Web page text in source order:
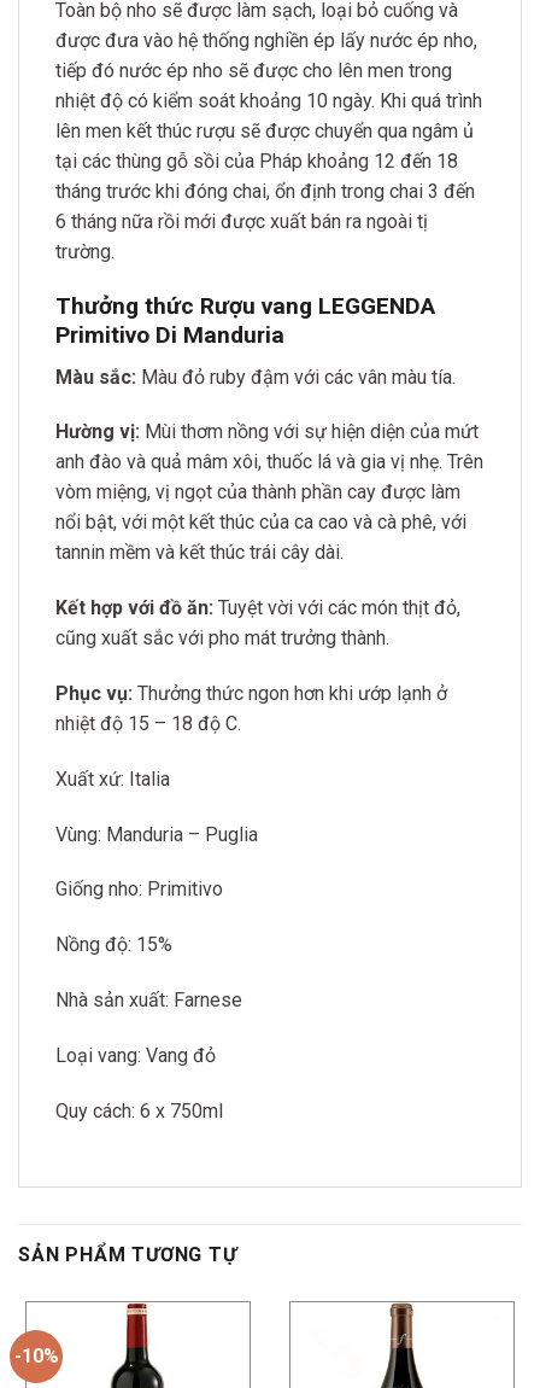
Toàn bộ nho sẽ được làm sạch, loại bỏ cuống và
được đưa vào hệ thống nghiền ép lấy nước ép nho,
tiếp đó nước ép nho sẽ được cho lên men trong
nhiệt độ có kiểm soát khoảng 10 ngày. Khi quá trình
lên men kết thúc rượu sẽ được chuyển qua ngâm ủ
tại các thùng gỗ sồi của Pháp khoảng 12 đến 18
tháng trước khi đóng chai, ổn định trong chai 3 đến
6 tháng nữa rồi mới được xuất bán ra ngoài tị
trường.
Thưởng thức Rượu vang LEGGENDA
Primitivo Di Manduria
Màu sắc: Màu đỏ ruby ​​đậm với các vân màu tía.
Hường vị: Mùi thơm nồng với sự hiện diện của mứt
anh đào và quả mâm xôi, thuốc lá và gia vị nhẹ. Trên
vòm miệng, vị ngọt của thành phần cay được làm
nổi bật, với một kết thúc của ca cao và cà phê, với
tannin mềm và kết thúc trái cây dài.
Kết hợp với đồ ăn: Tuyệt vời với các món thịt đỏ,
cũng xuất sắc với pho mát trưởng thành.
Phục vụ: Thưởng thức ngon hơn khi ướp lạnh ở
nhiệt độ 15 – 18 độ C.
Xuất xứ: Italia
Vùng: Manduria – Puglia
Giống nho: Primitivo
Nồng độ: 15%
Nhà sản xuất: Farnese
Loại vang: Vang đỏ
Quy cách: 6 x 750ml
SẢN PHẨM TƯƠNG TỰ
-10%